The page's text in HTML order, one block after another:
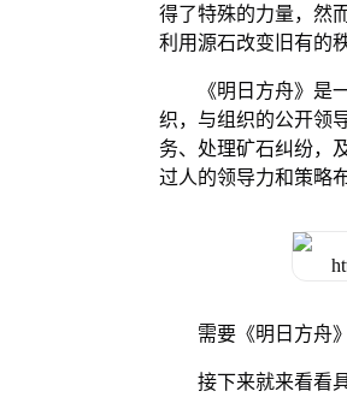
得了特殊的力量，然
利用源石改变旧有的
《明日方舟》是
织，与组织的公开领
务、处理矿石纠纷，
过人的领导力和策略
需要《明日方舟
接下来就来看看